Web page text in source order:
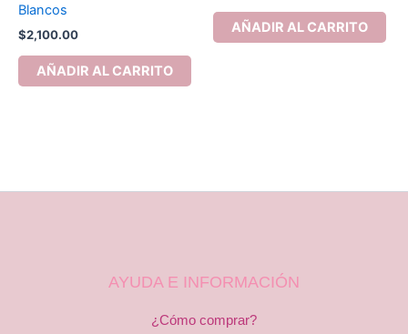
Blancos
$2,100.00
AÑADIR AL CARRITO
AÑADIR AL CARRITO
AYUDA E INFORMACIÓN
¿Cómo comprar?